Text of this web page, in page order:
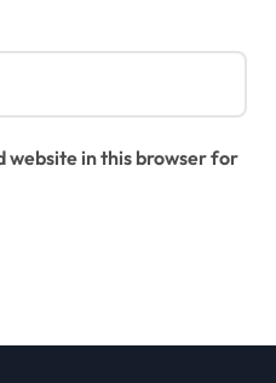
website in this browser for